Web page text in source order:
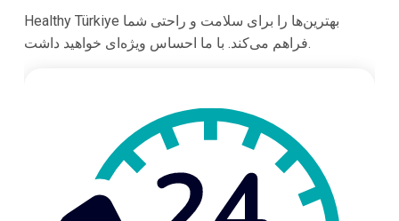
Healthy Türkiye بهترین‌ها را برای سلامت و راحتی شما
فراهم می‌کند. با ما احساس ویژه‌ای خواهید داشت.